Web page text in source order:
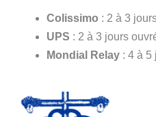
Colissimo : 2 à 3
UPS : 2 à 3 jours
Mondial Relay : 4 à 5